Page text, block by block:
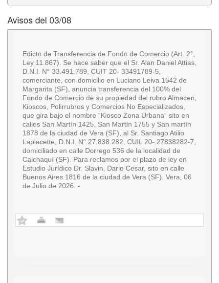
Avisos del 03/08
Edicto de Transferencia de Fondo de Comercio (Art. 2°,
Ley 11.867). Se hace saber que el Sr. Alan Daniel Attias,
D.N.I. N° 33.491.789, CUIT 20- 33491789-5,
comerciante, con domicilio en Luciano Leiva 1542 de
Margarita (SF), anuncia transferencia del 100% del
Fondo de Comercio de su propiedad del rubro Almacen,
Kioscos, Polirrubros y Comercios No Especializados,
que gira bajo el nombre “Kiosco Zona Urbana” sito en
calles San Martín 1425, San Martín 1755 y San martín
1878 de la ciudad de Vera (SF), al Sr. Santiago Atilio
Laplacette, D.N.I. N° 27.838.282, CUIL 20- 27838282-7,
domiciliado en calle Dorrego 536 de la localidad de
Calchaquí (SF). Para reclamos por el plazo de ley en
Estudio Jurídico Dr. Slavin, Dario Cesar, sito en calle
Buenos Aires 1816 de la ciudad de Vera (SF). Vera, 06
de Julio de 2026. -